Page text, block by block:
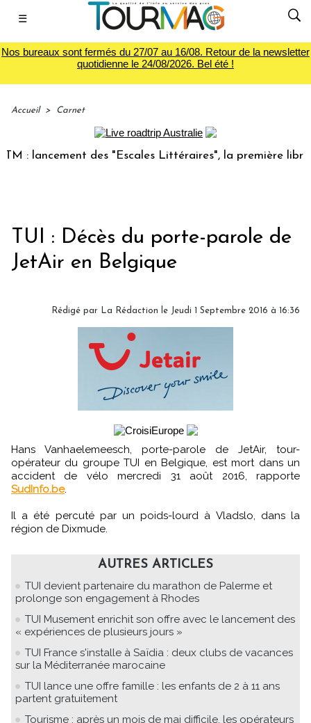
☰
Nos bureaux sont fermés du 27/07 au 16/08. Retour de la newsletter
quotidienne le 24/08/2026. Bel été !
Accueil > Carnet
: lancement des "Escales Littéraires", la première librairie
TUI : Décès du porte-parole de
JetAir en Belgique
Rédigé par La Rédaction le Jeudi 1 Septembre 2016 à 16:36
Hans Vanhaelemeesch, porte-parole de JetAir, tour-
opérateur du groupe TUI en Belgique, est mort dans un
accident de vélo mercredi 31 août 2016, rapporte
SudInfo.be.
Il a été percuté par un poids-lourd à Vladslo, dans la
région de Dixmude.
AUTRES ARTICLES
TUI devient partenaire du marathon de Palerme et
prolonge son engagement à Rhodes
TUI Musement enrichit son offre avec le lancement des
« expériences de plusieurs jours »
TUI France s'installe à Saïdia : deux clubs de vacances
sur la Méditerranée marocaine
TUI lance une offre famille : les enfants de 2 à 11 ans
partent gratuitement
Tourisme : après un mois de mai difficile, les opérateurs